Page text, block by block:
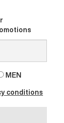
MEN
conditions